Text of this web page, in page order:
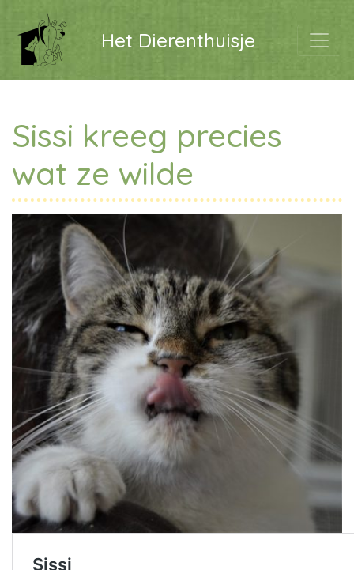
Het Dierenthuisje
Sissi kreeg precies
wat ze wilde